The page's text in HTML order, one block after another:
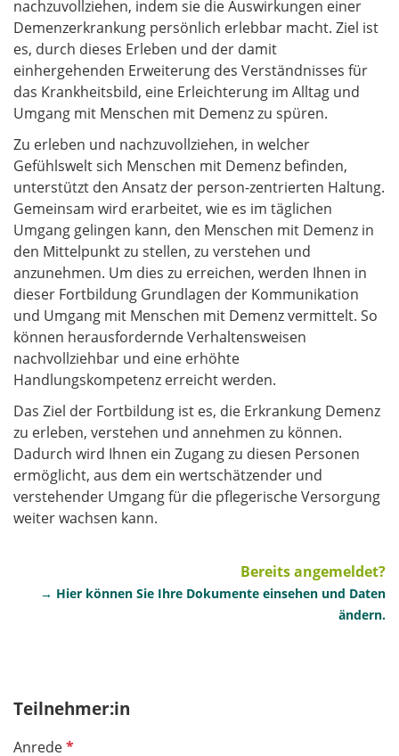
nachzuvollziehen, indem sie die Auswirkungen einer
Demenzerkrankung persönlich erlebbar macht. Ziel ist
es, durch dieses Erleben und der damit
einhergehenden Erweiterung des Verständnisses für
das Krankheitsbild, eine Erleichterung im Alltag und
Umgang mit Menschen mit Demenz zu spüren.
Zu erleben und nachzuvollziehen, in welcher
Gefühlswelt sich Menschen mit Demenz befinden,
unterstützt den Ansatz der person-zentrierten Haltung.
Gemeinsam wird erarbeitet, wie es im täglichen
Umgang gelingen kann, den Menschen mit Demenz in
den Mittelpunkt zu stellen, zu verstehen und
anzunehmen. Um dies zu erreichen, werden Ihnen in
dieser Fortbildung Grundlagen der Kommunikation
und Umgang mit Menschen mit Demenz vermittelt. So
können herausfordernde Verhaltensweisen
nachvollziehbar und eine erhöhte
Handlungskompetenz erreicht werden.
Das Ziel der Fortbildung ist es, die Erkrankung Demenz
zu erleben, verstehen und annehmen zu können.
Dadurch wird Ihnen ein Zugang zu diesen Personen
ermöglicht, aus dem ein wertschätzender und
verstehender Umgang für die pflegerische Versorgung
weiter wachsen kann.
Bereits angemeldet?
→ Hier können Sie Ihre Dokumente einsehen und Daten
ändern.
Teilnehmer:in
AnredeP